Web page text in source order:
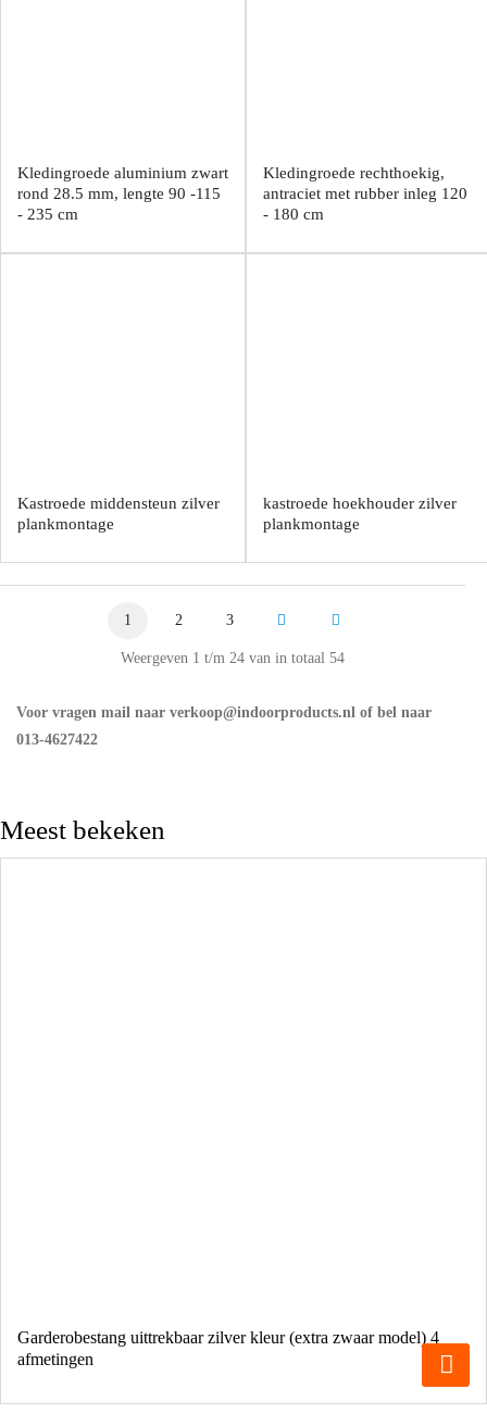
Voor vragen mail naar verkoop@indoorproducts.nl of bel naar
013-4627422
Kledingroede aluminium zwart
rond 28.5 mm, lengte 90 -115
- 235 cm
Kledingroede rechthoekig,
antraciet met rubber inleg 120
- 180 cm
Kastroede middensteun zilver
plankmontage
kastroede hoekhouder zilver
plankmontage
1 2 3
Weergeven 1 t/m 24 van in totaal 54
Meest bekeken
Garderobestang uittrekbaar zilver kleur (extra zwaar model) 4
afmetingen